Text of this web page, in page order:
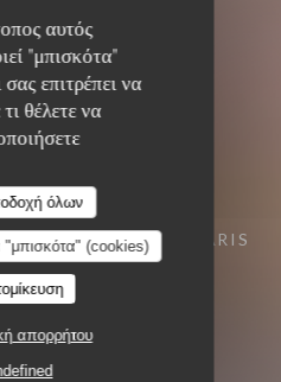
αυτός
"μπισκότα"
επιτρέπει να
θέλετε να
όλων
(cookies)
απορρήτου
KWAN
GOMBOUST 75001 PARIS
KWAN